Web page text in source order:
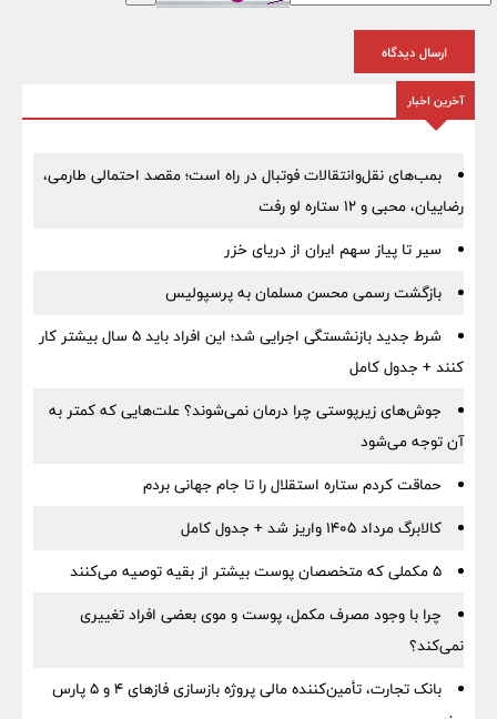
ارسال دیدگاه
آخرین اخبار
بمب‌های نقل‌وانتقالات فوتبال در راه است؛ مقصد احتمالی طارمی،
رضاییان، محبی و ۱۲ ستاره لو رفت
سیر تا پیاز سهم ایران از دریای خزر
بازگشت رسمی محسن مسلمان به پرسپولیس
شرط جدید بازنشستگی اجرایی شد؛ این افراد باید ۵ سال بیشتر کار
کنند + جدول کامل
جوش‌های زیرپوستی چرا درمان نمی‌شوند؟ علت‌هایی که کمتر به
آن توجه می‌شود
حماقت کردم ستاره استقلال را تا جام جهانی بردم
کالابرگ مرداد ۱۴۰۵ واریز شد + جدول کامل
۵ مکملی که متخصصان پوست بیشتر از بقیه توصیه می‌کنند
چرا با وجود مصرف مکمل، پوست و موی بعضی افراد تغییری
نمی‌کند؟
بانک تجارت، تأمین‌کننده مالی پروژه بازسازی فازهای ۴ و ۵ پارس